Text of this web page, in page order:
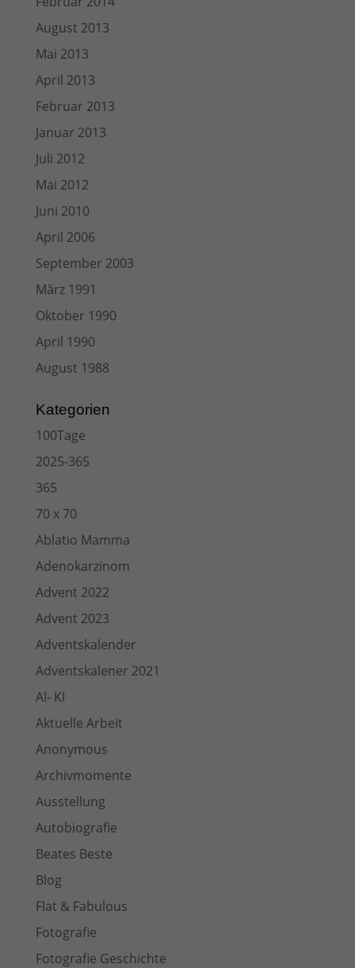
August 2013
Mai 2013
April 2013
Februar 2013
Januar 2013
Juli 2012
Mai 2012
Juni 2010
April 2006
September 2003
März 1991
Oktober 1990
April 1990
August 1988
Kategorien
100Tage
2025-365
365
70 x 70
Ablatio Mamma
Adenokarzinom
Advent 2022
Advent 2023
Adventskalender
Adventskalener 2021
AI- KI
Aktuelle Arbeit
Anonymous
Archivmomente
Ausstellung
Autobiografie
Beates Beste
Blog
Flat & Fabulous
Fotografie
Fotografie Geschichte